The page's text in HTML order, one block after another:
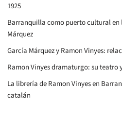
1925
Barranquilla como puerto cultural en
Márquez
García Márquez y Ramon Vinyes:
Ramon Vinyes dramaturgo: su teatro
La librería de Ramon Vinyes en
catalán